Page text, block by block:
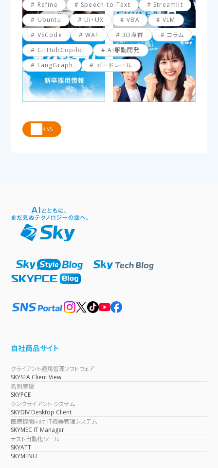
Refine
Speech-to-Text
Streamlit
Ubuntu
UI・UX VBA
VLM
VSCode
WAF 3D点群
コラム
GitHubCopilot
AI駆動開発
LangGraph
ガードレール
RSS
自社商品サイト
クライアント運用管理ソフトウェア
SKYSEA Client View
名刺管理
SKYPCE
シンクライアント システム
SKYDIV Desktop Client
医療機関向け IT機器管理システム
SKYMEC IT Manager
テスト自動化ツール
SKYATT
SKYMENU